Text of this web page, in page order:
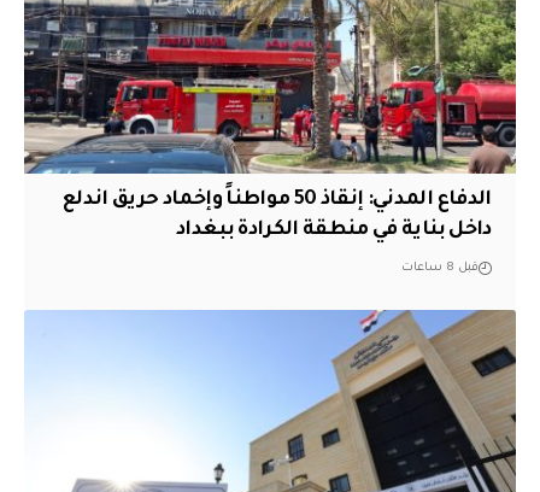
الدفاع المدني: إنقاذ 50 مواطناً وإخماد حريق اندلع
داخل بناية في منطقة الكرادة ببغداد
قبل 8 ساعات